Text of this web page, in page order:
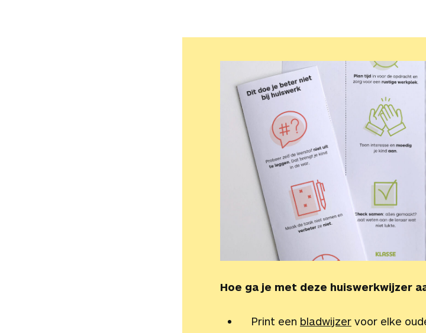
Hoe ga je met deze huiswerkwijzer
Print een bladwijzer voor elke